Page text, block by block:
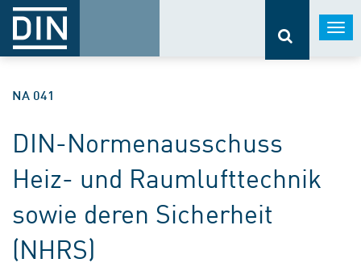
NA 041
DIN-Normenausschuss
Heiz- und Raumlufttechnik
sowie deren Sicherheit
(NHRS)